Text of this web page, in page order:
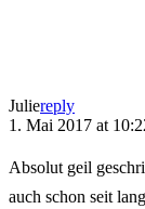
Juliereply
1. Mai 2017 at
Absolut geil
auch schon seit